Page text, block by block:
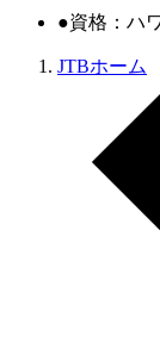
●資格：ハ
JTBホーム